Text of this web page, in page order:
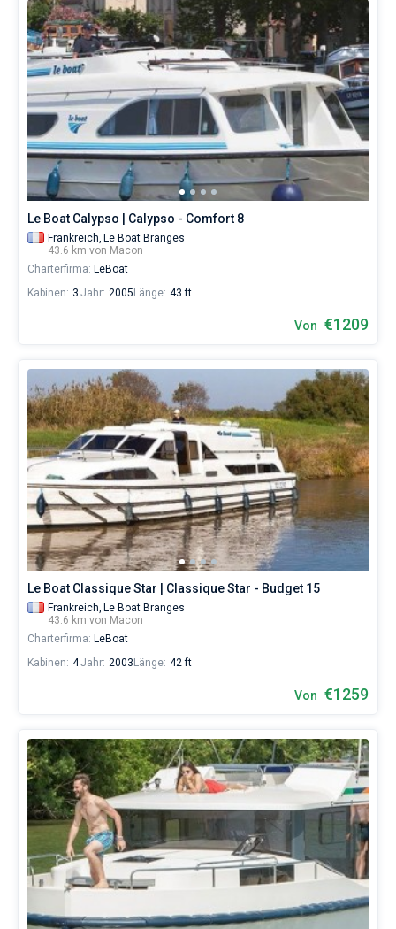
Le Boat Calypso | Calypso - Comfort 8
Frankreich, Le Boat Branges
43.6 km von Macon
Charterfirma: LeBoat
Kabinen: 3 Jahr: 2005 Länge: 43 ft
Von €1209
Le Boat Classique Star | Classique Star - Budget 15
Frankreich, Le Boat Branges
43.6 km von Macon
Charterfirma: LeBoat
Kabinen: 4Jahr: 2003 Länge: 42 ft
Von €1259